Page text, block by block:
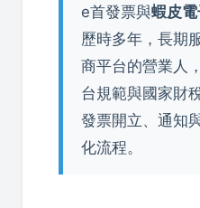
e首發票與蝦皮
歷時多年，長期
商平台的營業人
台規範與國家財
發票開立、通知
化流程。